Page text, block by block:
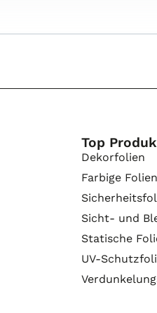
Top
Dekorfolien
Farbige Folien
Sicht- und
Statische
UV-